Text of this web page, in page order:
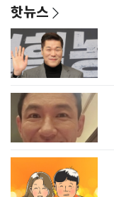
핫뉴스